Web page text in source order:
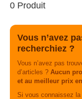
0 Produit
Vous n’avez
recherchiez ?
Vous n’avez pas
d’articles ? Aucun
et au meilleur prix
Si vous connaissez